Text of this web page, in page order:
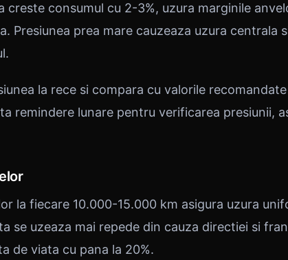
creste consumul cu 2-3%, uzura marginile
Presiunea prea mare cauzeaza uzura centrala
la rece si compara cu valorile
remindere lunare pentru verificarea presiunii,
la fiecare 10.000-15.000 km asigura uzura
se uzeaza mai repede din cauza directiei si
de viata cu pana la 20%.